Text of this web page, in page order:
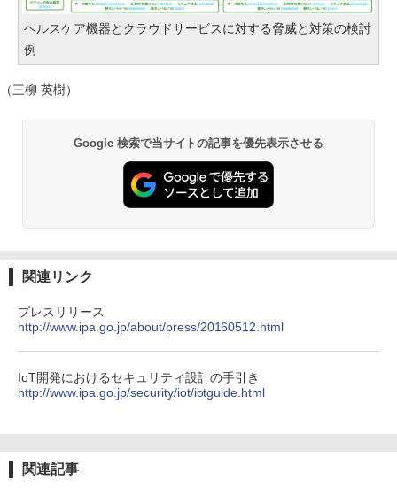
ヘルスケア機器とクラウドサービスに対する脅威と対策の検討
例
（三柳 英樹）
Google 検索で当サイトの記事を優先表示させる
関連リンク
プレスリリース
http://www.ipa.go.jp/about/press/20160512.html
IoT開発におけるセキュリティ設計の手引き
http://www.ipa.go.jp/security/iot/iotguide.html
関連記事